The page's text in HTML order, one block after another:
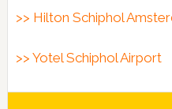
>> Hilton Schiphol
>> Yotel Schiphol Airport